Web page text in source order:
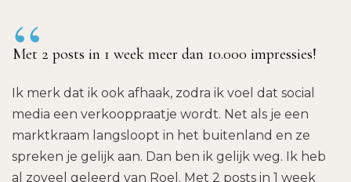
“
Met 2 posts in 1 week meer dan 10.000 impressies!
Ik merk dat ik ook afhaak, zodra ik voel dat social
media een verkooppraatje wordt. Net als je een
marktkraam langsloopt in het buitenland en ze
spreken je gelijk aan. Dan ben ik gelijk weg. Ik heb
al zoveel geleerd van Roel. Met 2 posts in 1 week